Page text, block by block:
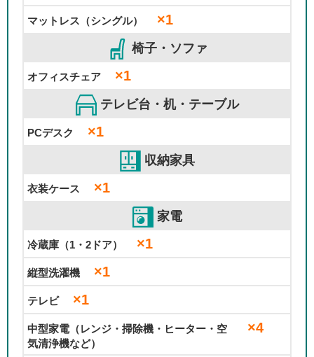
マットレス（シングル） ×1
椅子・ソファ
オフィスチェア ×1
テレビ台・机・テーブル
PCデスク ×1
収納家具
衣装ケース ×1
家電
冷蔵庫（1・2ドア） ×1
縦型洗濯機 ×1
テレビ ×1
中型家電（レンジ・掃除機・ヒーター・空
気清浄機など）
×4